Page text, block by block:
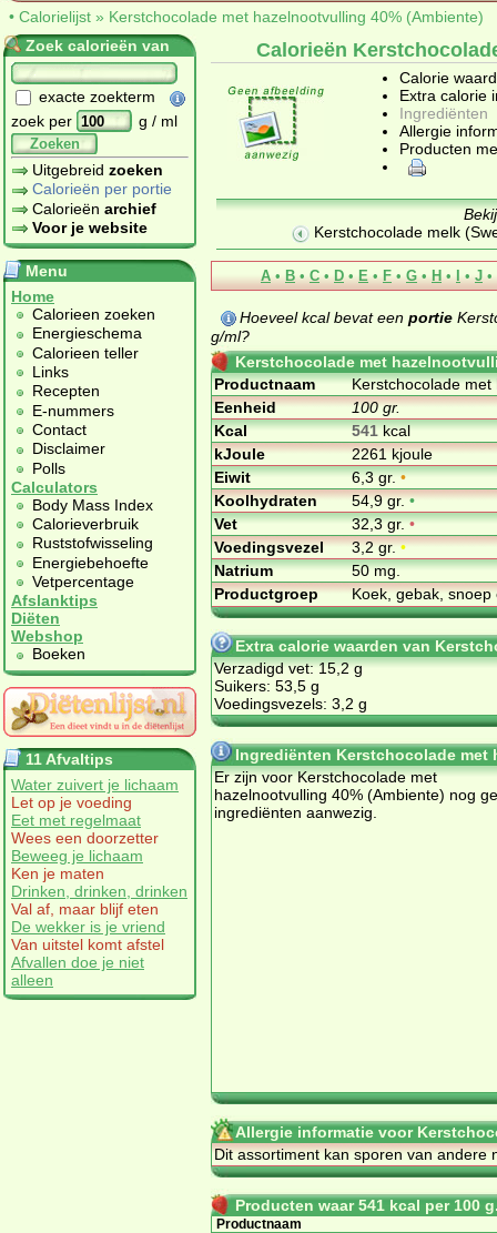
• Calorielijst » Kerstchocolade met hazelnootvulling 40% (Ambiente)
Zoek calorieën van
exacte zoekterm
zoek per
g / ml
Zoeken
Uitgebreid zoeken
Calorieën per portie
Calorieën archief
Voor je website
Menu
Home
Calorieen zoeken
Energieschema
Calorieen teller
Links
Recepten
E-nummers
Contact
Disclaimer
Polls
Calculators
Body Mass Index
Calorieverbruik
Ruststofwisseling
Energiebehoefte
Vetpercentage
Afslanktips
Diëten
Webshop
Boeken
11 Afvaltips
Water zuivert je lichaam
Let op je voeding
Eet met regelmaat
Wees een doorzetter
Beweeg je lichaam
Ken je maten
Drinken, drinken, drinken
Val af, maar blijf eten
De wekker is je vriend
Van uitstel komt afstel
Afvallen doe je niet
alleen
Calorieën
Calorie
Extra calorie
Ingrediënten
Allergie
Producten
Kerstchocolade melk
A • B • C • D • E • F • G • H • I • J •
Hoeveel kcal bevat een portie
g/ml?
Kerstchocolade met
Productnaam
Kerstchocolade
Eenheid
100 gr.
Kcal
541kcal
kJoule
2261 kjoule
Eiwit
6,3 gr.•
Koolhydraten
54,9 gr.•
Vet
32,3 gr.•
Voedingsvezel
3,2 gr.•
Natrium
50 mg.
Productgroep
Koek, gebak,
Extra calorie waarden van
Verzadigd vet: 15,2 g
Suikers: 53,5 g
Voedingsvezels: 3,2 g
Ingrediënten Kerstchocolade met
Er zijn voor Kerstchocolade met
hazelnootvulling 40% (Ambiente) nog
ingrediënten aanwezig.
Allergie informatie voor
Dit assortiment kan sporen van andere
Producten waar 541 kcal per 100
Productnaam